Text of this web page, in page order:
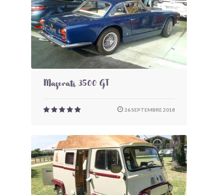
Maserati 3500 GT
26 SEPTEMBRE 2018